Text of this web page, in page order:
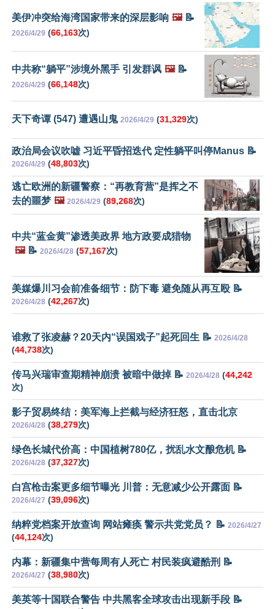
美伊冲突给海湾国家带来的深层影响 🖼️📝
2026/4/29 (66,163次)
中共称“躺平”涉境外黑手 引发群讽 🖼️📝
2026/4/29 (66,148次)
天下奇谭 (547) 遭遇山鬼 2026/4/29 (31,329次)
政治局会议吹嘘 习近平昏招迭代 定性躺平叫停Manus 📝
2026/4/29 (48,803次)
逃亡欧洲的新疆警察：“再教育营”是挥之不
去的噩梦 🖼️ 2026/4/29 (89,268次)
中共“蓝金黄”渗透美政界 地方政要成猎物
🖼️📝 2026/4/28 (57,167次)
美媒爆川习会前准备细节：防下毒 避免随从再互殴 📝
2026/4/28 (42,267次)
谁救了张凌赫？20天内“误国戏子”起死回生 📝 2026/4/28
(44,738次)
传马兴瑞审查期精神崩溃 被暗中做掉 📝 2026/4/28 (44,242
次)
影子贸易终结：美军海上拦截与经济狂怒，直击北京
2026/4/28 (38,279次)
绿色长城代价高：中国植树780亿，扰乱水文酿危机 📝
2026/4/28 (37,327次)
白宫枪击案更多细节曝光 川普：无意减少公开露面 📝
2026/4/27 (39,096次)
纳粹党档案开放查询 网站瘫痪 警示共党党员？ 📝 2026/4/27
(44,124次)
内幕：新疆集中营每周有人死亡 村民装疯避酷刑 📝
2026/4/27 (38,980次)
美英等十国联合警告 中共黑客全球攻击出现新手段 📝